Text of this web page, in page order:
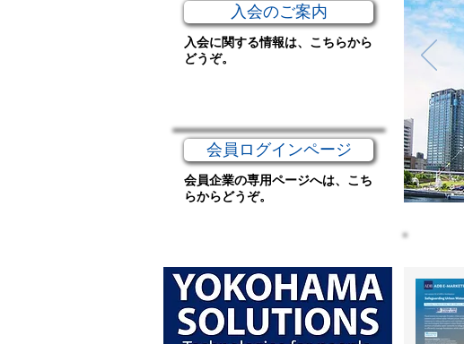
入会のご案内
入会に関する情報は、こちらから
どうぞ。
会員ログインページ
会員企業の専用ページへは、こち
らからどうぞ。